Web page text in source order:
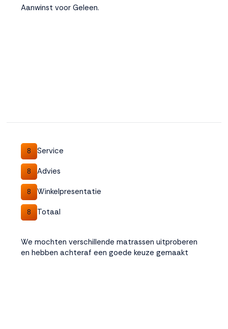
Aanwinst voor Geleen.
8 Service
8 Advies
8 Winkelpresentatie
8 Totaal
We mochten verschillende matrassen uitproberen
en hebben achteraf een goede keuze gemaakt